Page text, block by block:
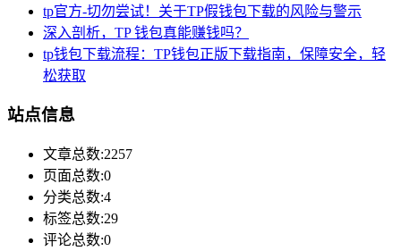
tp官方-切勿尝试！关于TP假钱包下载的风险与警示
深入剖析，TP 钱包真能赚钱吗？
tp钱包下载流程：TP钱包正版下载指南，保障安全，轻
松获取
站点信息
文章总数:2257
页面总数:0
分类总数:4
标签总数:29
评论总数:0